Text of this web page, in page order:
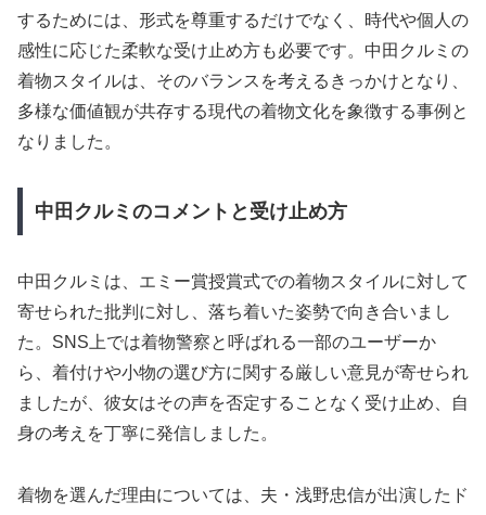
するためには、形式を尊重するだけでなく、時代や個人の
感性に応じた柔軟な受け止め方も必要です。中田クルミの
着物スタイルは、そのバランスを考えるきっかけとなり、
多様な価値観が共存する現代の着物文化を象徴する事例と
なりました。
中田クルミのコメントと受け止め方
中田クルミは、エミー賞授賞式での着物スタイルに対して
寄せられた批判に対し、落ち着いた姿勢で向き合いまし
た。SNS上では着物警察と呼ばれる一部のユーザーか
ら、着付けや小物の選び方に関する厳しい意見が寄せられ
ましたが、彼女はその声を否定することなく受け止め、自
身の考えを丁寧に発信しました。
着物を選んだ理由については、夫・浅野忠信が出演したド